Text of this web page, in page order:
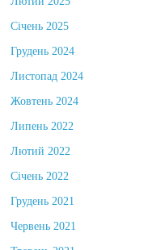
Лютий 2025
Січень 2025
Грудень 2024
Листопад 2024
Жовтень 2024
Липень 2022
Лютий 2022
Січень 2022
Грудень 2021
Червень 2021